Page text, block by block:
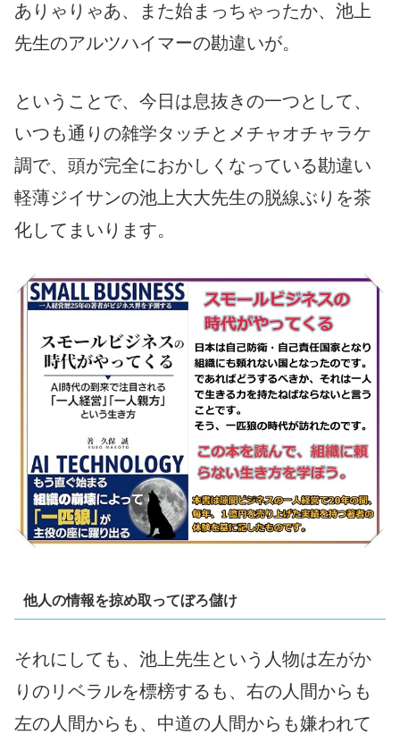
ありゃりゃあ、また始まっちゃったか、池上
先生のアルツハイマーの勘違いが。
ということで、今日は息抜きの一つとして、
いつも通りの雑学タッチとメチャオチャラケ
調で、頭が完全におかしくなっている勘違い
軽薄ジイサンの池上大大先生の脱線ぶりを茶
化してまいります。
他人の情報を掠め取ってぼろ儲け
それにしても、池上先生という人物は左がか
りのリベラルを標榜するも、右の人間からも
左の人間からも、中道の人間からも嫌われて